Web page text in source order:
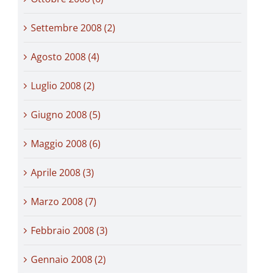
Settembre 2008 (2)
Agosto 2008 (4)
Luglio 2008 (2)
Giugno 2008 (5)
Maggio 2008 (6)
Aprile 2008 (3)
Marzo 2008 (7)
Febbraio 2008 (3)
Gennaio 2008 (2)